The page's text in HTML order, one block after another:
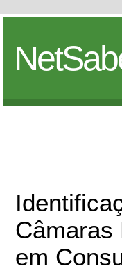
Câmaras
em